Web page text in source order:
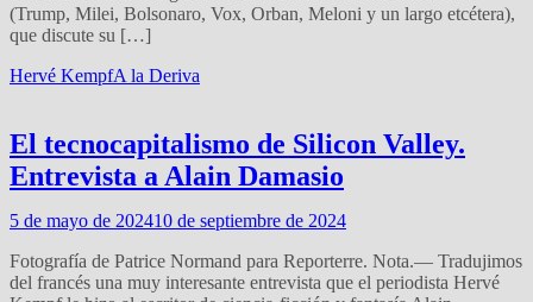
(Trump, Milei, Bolsonaro, Vox, Orban, Meloni y un largo etcétera),
que discute su […]
Hervé KempfA la Deriva
El tecnocapitalismo de Silicon Valley.
Entrevista a Alain Damasio
5 de mayo de 202410 de septiembre de 2024
Fotografía de Patrice Normand para Reporterre. Nota.— Tradujimos
del francés una muy interesante entrevista que el periodista Hervé